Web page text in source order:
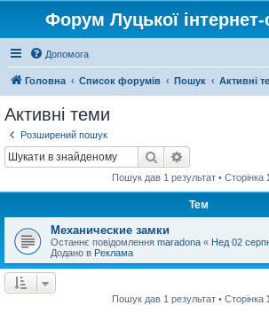
Форум Луцької інтернет-
Допомога
Головна Список форумів Пошук Активні
Активні теми
Розширений пошук
Пошук
Пошук дав 1 результат • Сторінка
Тем
Механические замки
Останнє повідомлення maradona « Нед 02
Додано в Реклама
Пошук дав 1 результат • Сторінка